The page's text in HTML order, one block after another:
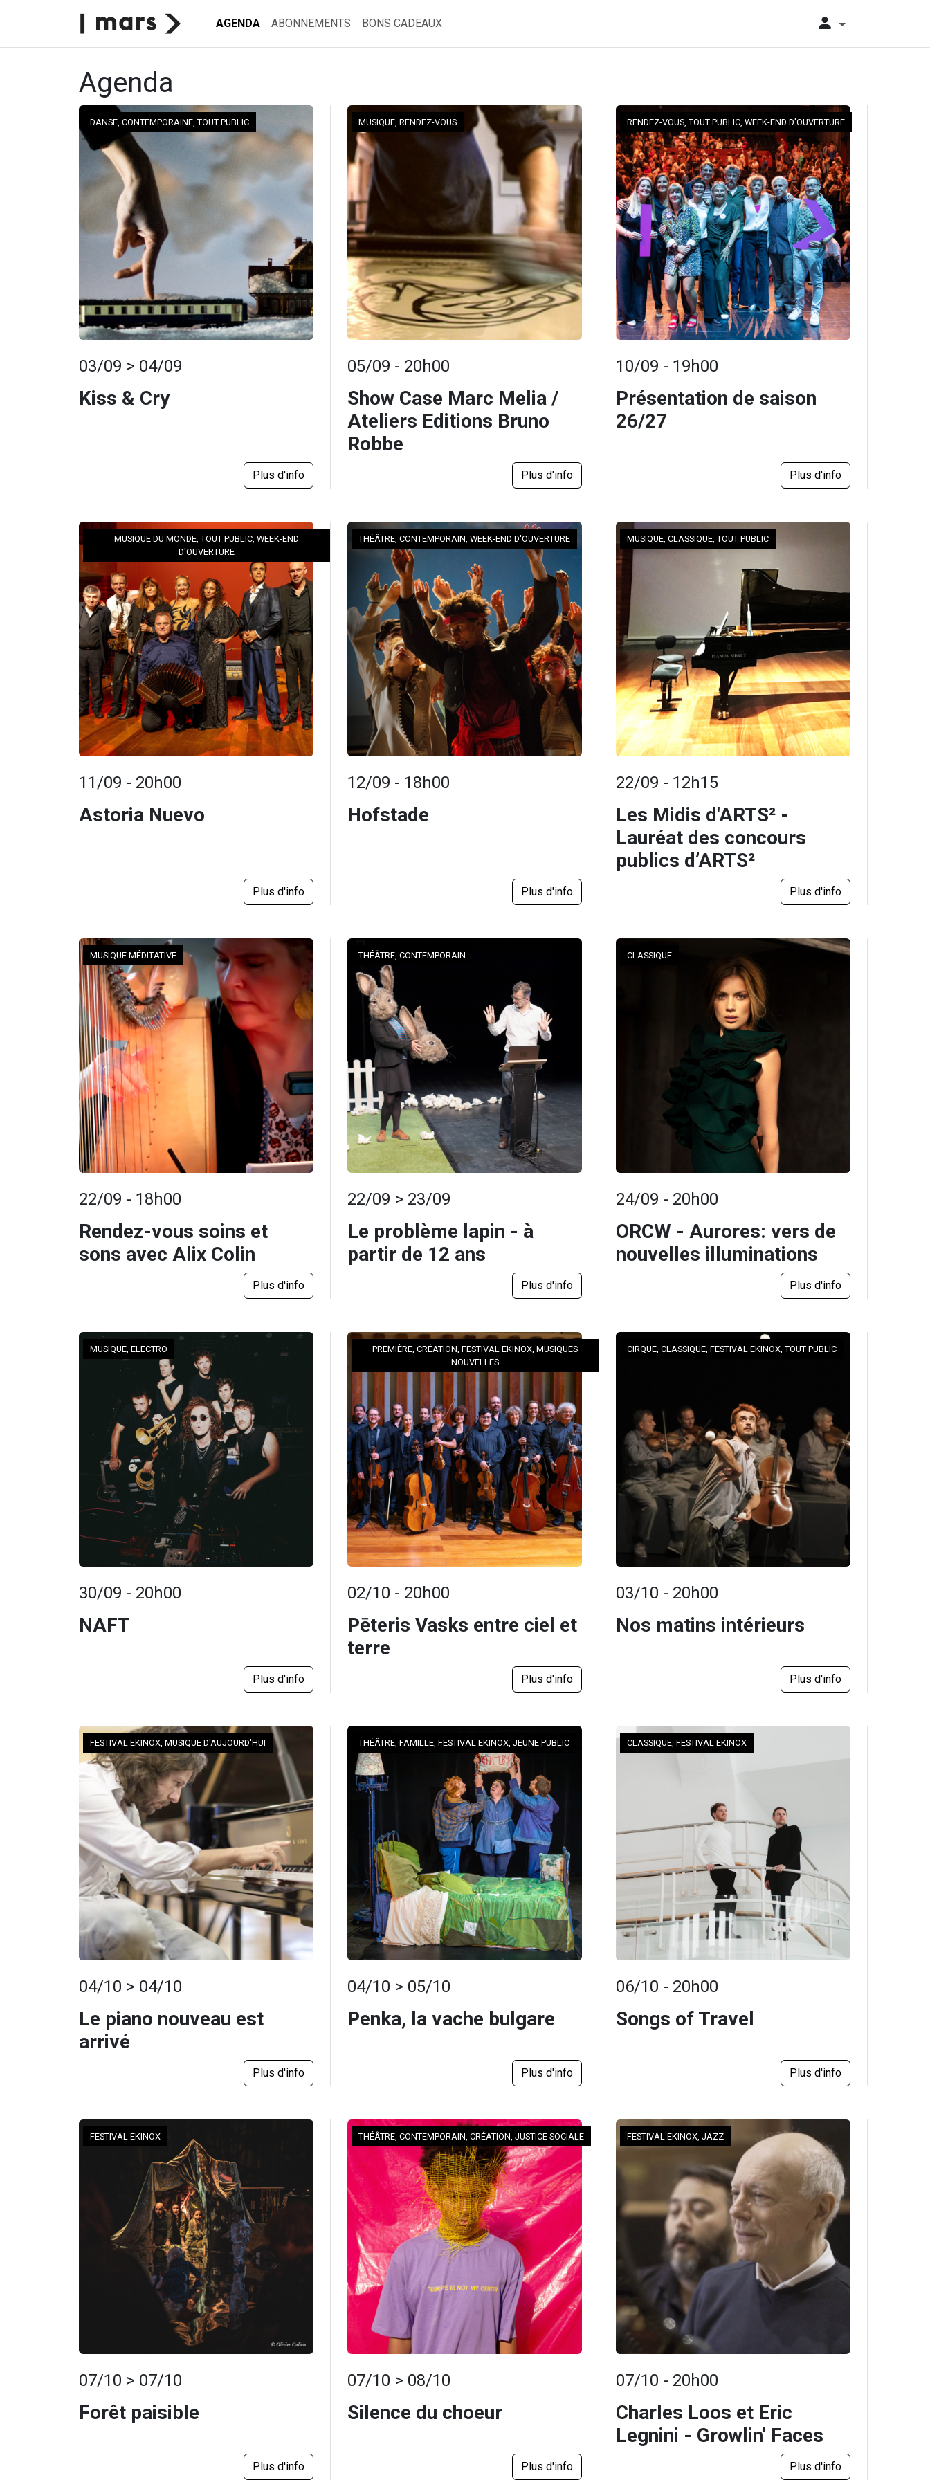
AGENDA ABONNEMENTS BONS CADEAUX
Agenda
DANSE, CONTEMPORAINE, TOUT PUBLIC
03/09 > 04/09
Kiss & Cry
Plus d'info
MUSIQUE, RENDEZ-VOUS
05/09 - 20h00
Show Case Marc Melia /
Ateliers Editions Bruno
Robbe
Plus d'info
RENDEZ-VOUS, TOUT PUBLIC, WEEK-END D'OUVERTURE
10/09 - 19h00
Présentation de saison
26/27
Plus d'info
MUSIQUE DU MONDE, TOUT PUBLIC, WEEK-END
D'OUVERTURE
11/09 - 20h00
Astoria Nuevo
Plus d'info
THÉÂTRE, CONTEMPORAIN, WEEK-END D'OUVERTURE
12/09 - 18h00
Hofstade
Plus d'info
MUSIQUE, CLASSIQUE, TOUT PUBLIC
22/09 - 12h15
Les Midis d'ARTS² -
Lauréat des concours
publics d’ARTS²
Plus d'info
MUSIQUE MÉDITATIVE
22/09 - 18h00
Rendez-vous soins et
sons avec Alix Colin
Plus d'info
THÉÂTRE, CONTEMPORAIN
22/09 > 23/09
Le problème lapin - à
partir de 12 ans
Plus d'info
CLASSIQUE
24/09 - 20h00
ORCW - Aurores: vers de
nouvelles illuminations
Plus d'info
MUSIQUE, ELECTRO
30/09 - 20h00
NAFT
Plus d'info
PREMIÈRE, CRÉATION, FESTIVAL EKINOX, MUSIQUES
NOUVELLES
02/10 - 20h00
Pēteris Vasks entre ciel et
terre
Plus d'info
CIRQUE, CLASSIQUE, FESTIVAL EKINOX, TOUT PUBLIC
03/10 - 20h00
Nos matins intérieurs
Plus d'info
FESTIVAL EKINOX, MUSIQUE D'AUJOURD'HUI
04/10 > 04/10
Le piano nouveau est
arrivé
Plus d'info
THÉÂTRE, FAMILLE, FESTIVAL EKINOX, JEUNE PUBLIC
04/10 > 05/10
Penka, la vache bulgare
Plus d'info
CLASSIQUE, FESTIVAL EKINOX
06/10 - 20h00
Songs of Travel
Plus d'info
FESTIVAL EKINOX
07/10 > 07/10
Forêt paisible
Plus d'info
THÉÂTRE, CONTEMPORAIN, CRÉATION, JUSTICE SOCIALE
07/10 > 08/10
Silence du choeur
Plus d'info
FESTIVAL EKINOX, JAZZ
07/10 - 20h00
Charles Loos et Eric
Legnini - Growlin' Faces
Plus d'info